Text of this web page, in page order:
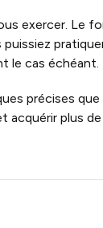
exercer. Le
le cas échéant.
précises
acquérir plus